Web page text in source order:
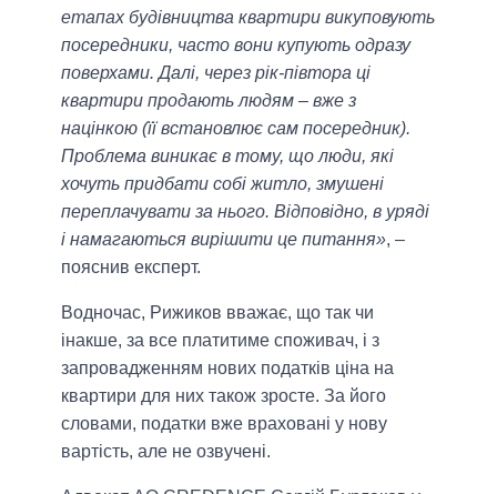
етапах будівництва квартири викуповують
посередники, часто вони купують одразу
поверхами. Далі, через рік-півтора ці
квартири продають людям – вже з
націнкою (її встановлює сам посередник).
Проблема виникає в тому, що люди, які
хочуть придбати собі житло, змушені
переплачувати за нього. Відповідно, в уряді
і намагаються вирішити це питання», –
пояснив експерт.
Водночас, Рижиков вважає, що так чи
інакше, за все платитиме споживач, і з
запровадженням нових податків ціна на
квартири для них також зросте. За його
словами, податки вже враховані у нову
вартість, але не озвучені.